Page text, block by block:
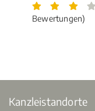
Bewertungen)
Kanzleistandorte